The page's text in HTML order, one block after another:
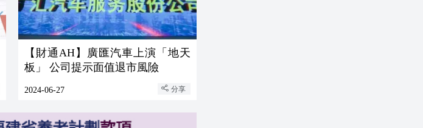
【財通AH】廣匯汽車上演「地天
板」 公司提示面值退市風險
2024-06-27 分享